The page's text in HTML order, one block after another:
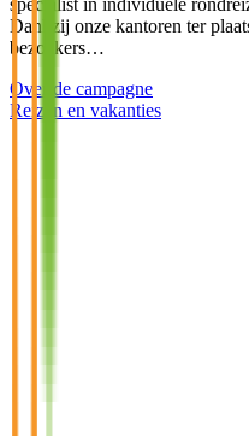
specialist in individuele
Dankzij onze kantoren ter
bezoekers…
Over de campagne
Reizen en vakanties